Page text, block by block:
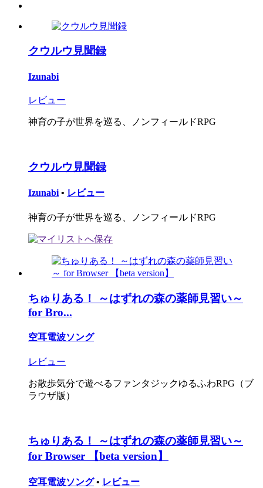
クウルウ見聞録
Izunabi
レビュー
神育の子が世界を巡る、ノンフィールドRPG
クウルウ見聞録
Izunabi • レビュー
神育の子が世界を巡る、ノンフィールドRPG
ちゅりある！ ～はずれの森の薬師見習い～
for Bro...
空耳電波ソング
レビュー
お散歩気分で遊べるファンタジックゆるふわRPG（ブ
ラウザ版）
ちゅりある！ ～はずれの森の薬師見習い～
for Browser 【beta version】
空耳電波ソング • レビュー